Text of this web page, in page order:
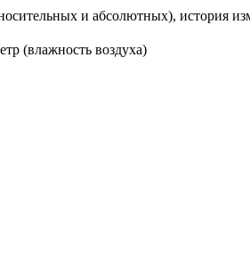
и абсолютных), история
(влажность воздуха)